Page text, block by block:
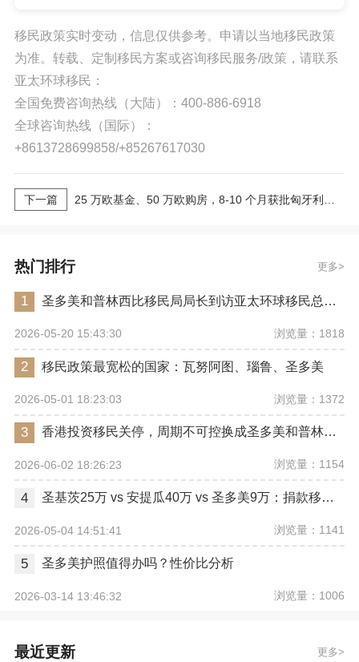
移民政策实时变动，信息仅供参考。申请以当地移民政策
为准。转载、定制移民方案或咨询移民服务/政策，请联系
亚太环球移民：
全国免费咨询热线（大陆）：400-886-6918
全球咨询热线（国际）：
+8613728699858/+85267617030
下一篇
热门排行 更多
1 圣多美和普林西比移民局局长到访亚太环球移民总部，开启2026年护照入籍项目的深度交流
2026-05-20 15:43:30 浏览量：1818
2 移民政策最宽松的国家：瓦努阿图、瑙鲁、圣多美
2026-05-01 18:23:03 浏览量：1372
3 香港投资移民关停，周期不可控换成圣多美和普林西比合适吗？
2026-06-02 18:26:23 浏览量：1154
4 圣基茨25万 vs 安提瓜40万 vs 圣多美9万：捐款移民门槛+周期全览
2026-05-04 14:51:41 浏览量：1141
5 圣多美护照值得办吗？性价比分析
2026-03-14 13:46:32 浏览量：1006
最近更新 更多